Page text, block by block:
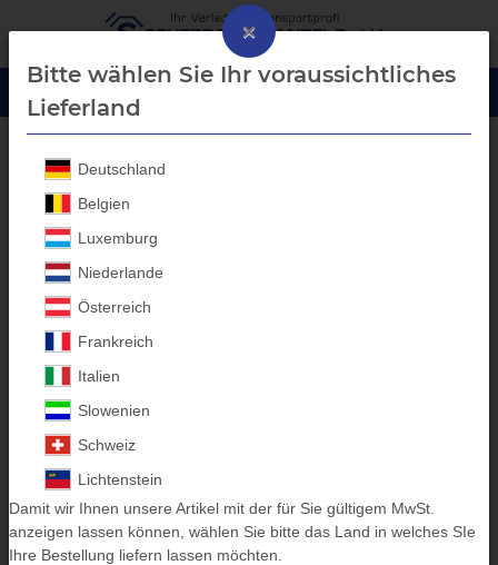
Anhänger Abdecknetze
×
Bitte wählen Sie Ihr voraussichtliches
Lieferland
Deutschland
Belgien
Luxemburg
Niederlande
Österreich
Frankreich
Italien
Slowenien
Schweiz
Lichtenstein
Damit wir Ihnen unsere Artikel mit der für Sie gültigem MwSt.
anzeigen lassen können, wählen Sie bitte das Land in welches SIe
Ihre Bestellung liefern lassen möchten.